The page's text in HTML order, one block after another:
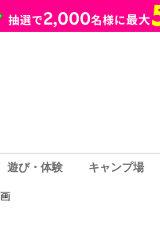
遊び・体験 キャンプ場